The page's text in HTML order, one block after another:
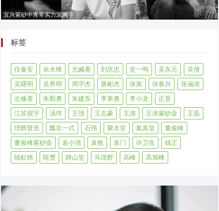
宜兴紫砂中青辈实力派陶手
标签
任备安 佘永锋 允臧斋 刘庆忠 史一鸣 吴东元
吴倩
吴曙明
吴界明 周宇杰 唐彬杰 张寅 张春兴
张涵涛
志修斋
朱勤勇 朱建东 李寒勇 李小龙
正堂
江苏观宇
汤玮 王强 王志豪 王涛 王涛紫砂壶
王磊
璟辉督造
瓢非一式 石伟 聚水堂 胤真堂
董俊峰
董俊峰紫砂壶
袁小强 袁枚 袁门 许卫良
钱正
陆虹炜
陈赟 静山堂 马璟辉 高峰 高旭峰